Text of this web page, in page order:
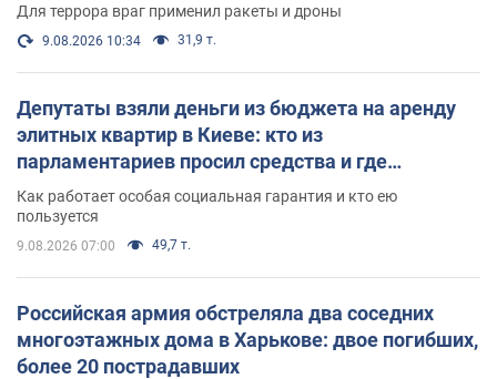
Для террора враг применил ракеты и дроны
9.08.2026 10:34 31,9 т.
Депутаты взяли деньги из бюджета на аренду
элитных квартир в Киеве: кто из
парламентариев просил средства и где
поселился
Как работает особая социальная гарантия и кто ею
пользуется
9.08.2026 07:00 49,7 т.
Российская армия обстреляла два соседних
многоэтажных дома в Харькове: двое погибших,
более 20 пострадавших